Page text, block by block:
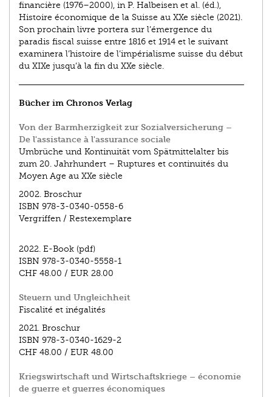
financière (1976–2000), in P. Halbeisen et al. (éd.),
Histoire économique de la Suisse au XXe siècle (2021).
Son prochain livre portera sur l’émergence du
paradis fiscal suisse entre 1816 et 1914 et le suivant
examinera l’histoire de l’impérialisme suisse du début
du XIXe jusqu’à la fin du XXe siècle.
Bücher im Chronos Verlag
Von der Barmherzigkeit zur Sozialversicherung –
De l'assistance à l'assurance sociale
Umbrüche und Kontinuität vom Spätmittelalter bis
zum 20. Jahrhundert – Ruptures et continuités du
Moyen Age au XXe siècle
2002. Broschur
ISBN 978-3-0340-0558-6
Vergriffen / Restexemplare
2022. E-Book (pdf)
ISBN 978-3-0340-5558-1
CHF 48.00 / EUR 28.00
Steuern und Ungleichheit
Fiscalité et inégalités
2021. Broschur
ISBN 978-3-0340-1629-2
CHF 48.00 / EUR 48.00
Kriegswirtschaft und Wirtschaftskriege – économie
de guerre et guerres économiques